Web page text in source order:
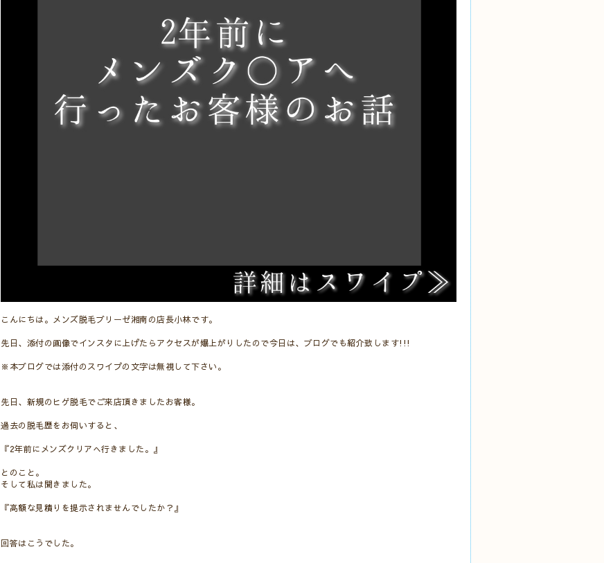
こんにちは。メンズ脱毛ブリーゼ湘南の店長小林です。
先日、添付の画像でインスタに上げたらアクセスが爆上がりしたので今日は、ブログでも紹介致します!!!
※本ブログでは添付のスワイプの文字は無視して下さい。
先日、新規のヒゲ脱毛でご来店頂きましたお客様。
過去の脱毛歴をお伺いすると、
『2年前にメンズクリアへ行きました。』
とのこと。
そして私は聞きました。
『高額な見積りを提示されませんでしたか？』
回答はこうでした。